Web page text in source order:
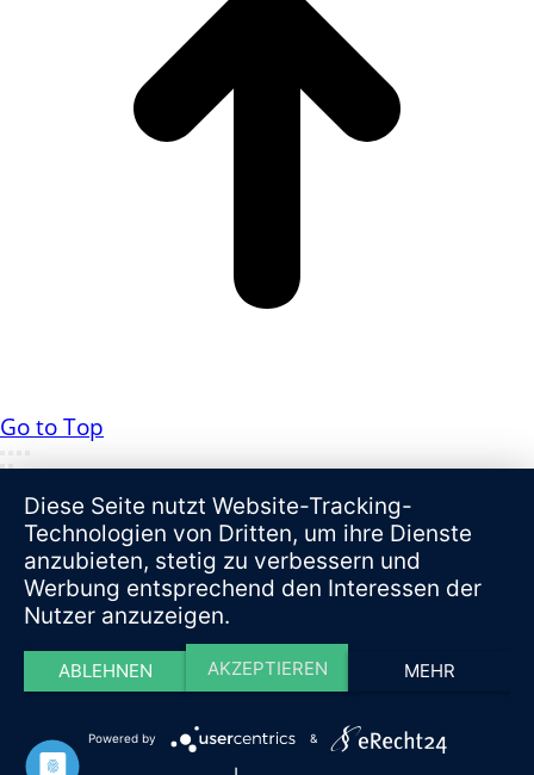
Go to Top
Diese Seite nutzt Website-Tracking-
Technologien von Dritten, um ihre Dienste
anzubieten, stetig zu verbessern und
Werbung entsprechend den Interessen der
Nutzer anzuzeigen.
ABLEHNEN AKZEPTIEREN MEHR
Powered by &